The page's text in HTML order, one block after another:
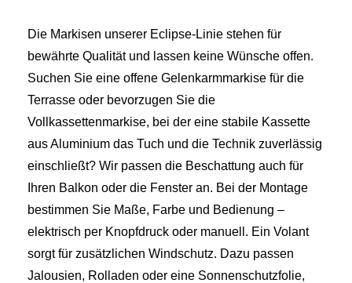
Die Markisen unserer Eclipse-Linie stehen für
bewährte Qualität und lassen keine Wünsche offen.
Suchen Sie eine offene Gelenkarmmarkise für die
Terrasse oder bevorzugen Sie die
Vollkassettenmarkise, bei der eine stabile Kassette
aus Aluminium das Tuch und die Technik zuverlässig
einschließt? Wir passen die Beschattung auch für
Ihren Balkon oder die Fenster an. Bei der Montage
bestimmen Sie Maße, Farbe und Bedienung –
elektrisch per Knopfdruck oder manuell. Ein Volant
sorgt für zusätzlichen Windschutz. Dazu passen
Jalousien, Rolladen oder eine Sonnenschutzfolie,